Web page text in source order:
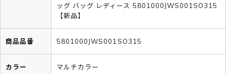
ッグ バッグ レディース 5801000JWS001SO315
【新品】
商品品番 5801000JWS001SO315
カラー マルチカラー